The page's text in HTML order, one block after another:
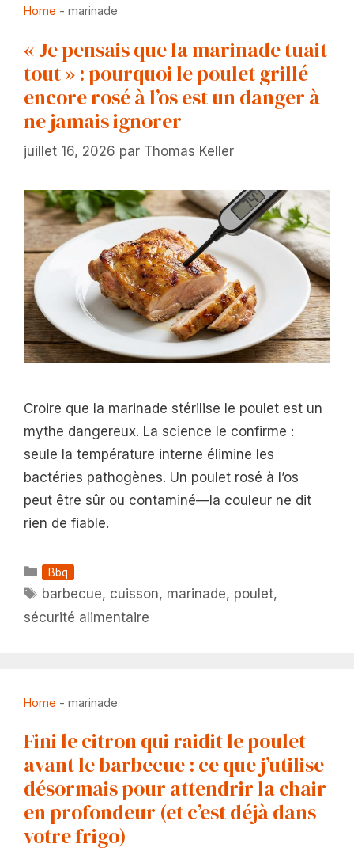
Home - marinade
« Je pensais que la marinade tuait
tout » : pourquoi le poulet grillé
encore rosé à l’os est un danger à
ne jamais ignorer
juillet 16, 2026 par Thomas Keller
Croire que la marinade stérilise le poulet est un
mythe dangereux. La science le confirme :
seule la température interne élimine les
bactéries pathogènes. Un poulet rosé à l’os
peut être sûr ou contaminé—la couleur ne dit
rien de fiable.
Catégories
Bbq
Étiquettes
barbecue, cuisson, marinade, poulet,
sécurité alimentaire
Home - marinade
Fini le citron qui raidit le poulet
avant le barbecue : ce que j’utilise
désormais pour attendrir la chair
en profondeur (et c’est déjà dans
votre frigo)